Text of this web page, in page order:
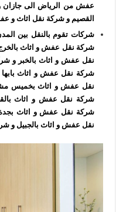
عفش من الرياض الى
القصيم و شركة نقل اثاث و
شركات تقوم بالنقل بين
شركة نقل عفش و اثاث
نقل عفش و اثاث بالخبر و
شركة نقل عفش و اثاث
نقل عفش و اثاث بخميس
شركة نقل عفش و اثاث
شركة نقل عفش و اثاث
نقل عفش و اثاث بالجبيل و